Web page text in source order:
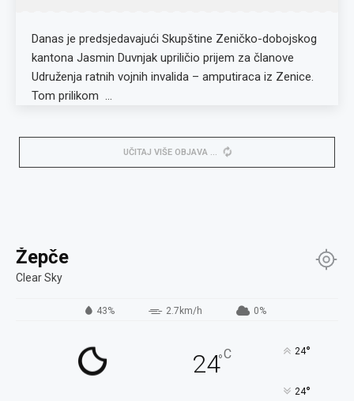
Danas je predsjedavajući Skupštine Zeničko-dobojskog
kantona Jasmin Duvnjak upriličio prijem za članove
Udruženja ratnih vojnih invalida – amputiraca iz Zenice.
Tom prilikom …
UČITAJ VIŠE OBJAVA
Žepče
Clear Sky
43% 2.7km/h 0%
24°C 24°
24°